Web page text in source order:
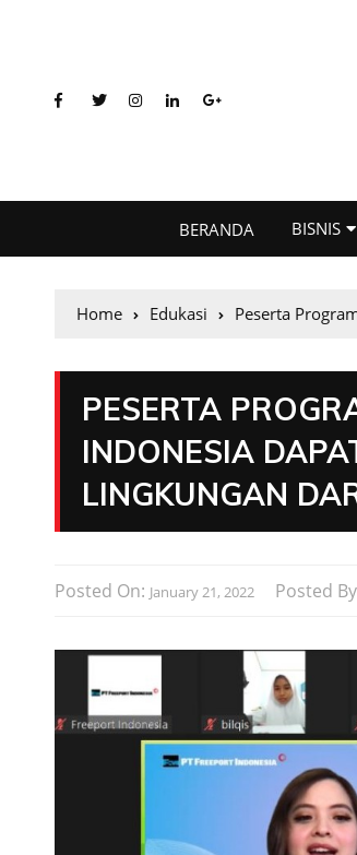
BERANDA BISNIS
Home Edukasi Peserta
PESERTA
INDONESIA
LINGKUNGAN
Posted On: January 21, 2022 Posted